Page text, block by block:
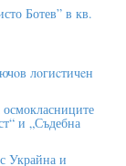
Ботев” в кв.
лoгиcтичeн
и „Съдебна
Украйна и